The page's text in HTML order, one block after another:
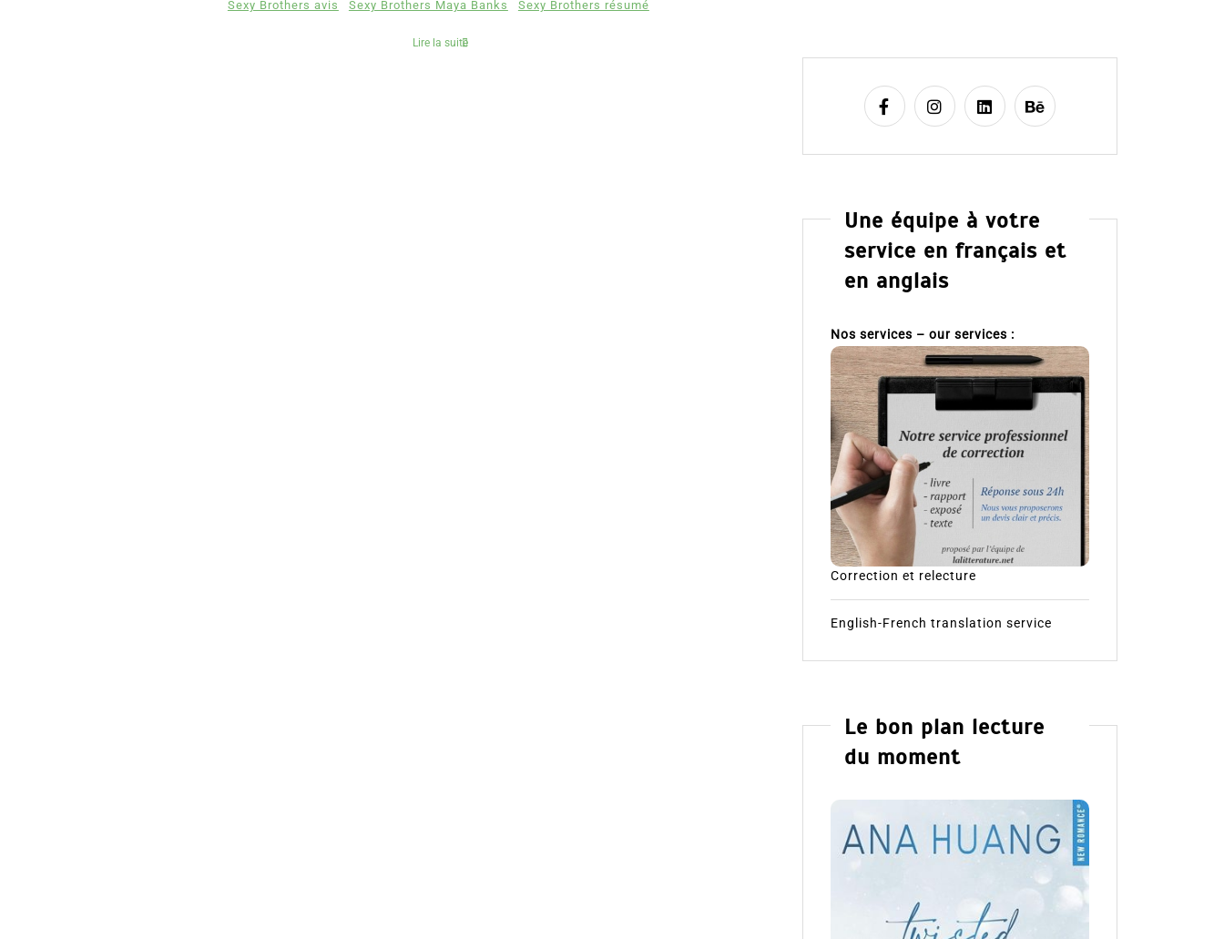
Sexy Brothers avis Sexy Brothers Maya Banks Sexy Brothers résumé
Lire la suite
Une équipe à votre
service en français et
en anglais
Nos services – our services :
Correction et relecture
English-French translation service
Le bon plan lecture
du moment